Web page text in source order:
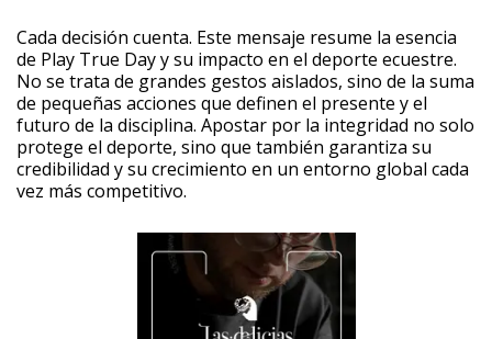
Cada decisión cuenta. Este mensaje resume la esencia
de Play True Day y su impacto en el deporte ecuestre.
No se trata de grandes gestos aislados, sino de la suma
de pequeñas acciones que definen el presente y el
futuro de la disciplina. Apostar por la integridad no solo
protege el deporte, sino que también garantiza su
credibilidad y su crecimiento en un entorno global cada
vez más competitivo.